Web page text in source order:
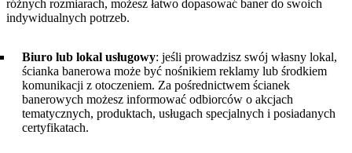
różnych rozmiarach, możesz łatwo dopasować baner do swoich
indywidualnych potrzeb.
Biuro lub lokal usługowy: jeśli prowadzisz swój własny lokal,
ścianka banerowa może być nośnikiem reklamy lub środkiem
komunikacji z otoczeniem. Za pośrednictwem ścianek
banerowych możesz informować odbiorców o akcjach
tematycznych, produktach, usługach specjalnych i posiadanych
certyfikatach.